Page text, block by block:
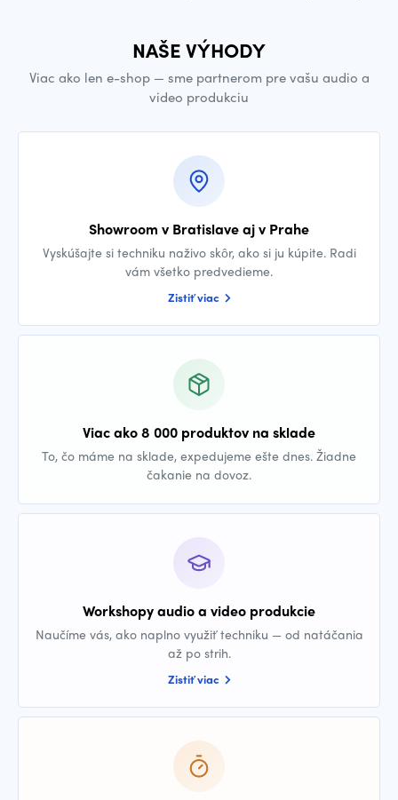
NAŠE VÝHODY
Viac ako len e-shop — sme partnerom pre vašu audio a
video produkciu
Showroom v Bratislave aj v Prahe
Vyskúšajte si techniku naživo skôr, ako si ju kúpite. Radi
vám všetko predvedieme.
Zistiť viac
Viac ako 8 000 produktov na sklade
To, čo máme na sklade, expedujeme ešte dnes. Žiadne
čakanie na dovoz.
Workshopy audio a video produkcie
Naučíme vás, ako naplno využiť techniku — od natáčania
až po strih.
Zistiť viac